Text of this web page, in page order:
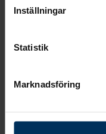
Inställningar
Statistik
Marknadsföring
2 595 kr